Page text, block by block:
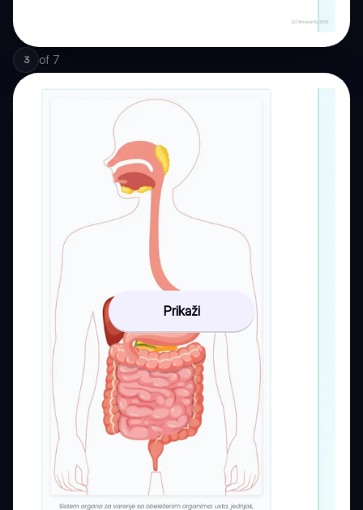
3 of 7
Prikaži